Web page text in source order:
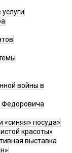
войны в
Федоровича
«синяя» посуда»
красоты»
выставка